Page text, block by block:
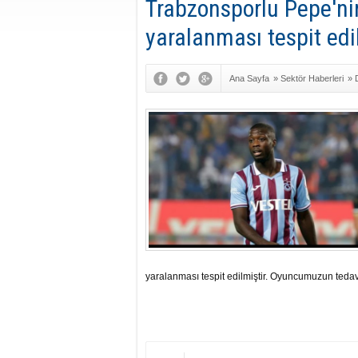
Trabzonsporlu
yaralanması tespit
Ana Sayfa » Sektör Haberleri »
yaralanması tespit edilmiştir. Oyuncumuzun